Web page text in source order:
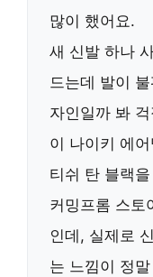
많이 했어요.
새 신발 하나
드는데 발이
자인일까 봐
이 나이키 에
티쉬 탄 블랙
커밍프롬 스토
인데, 실제로
는 느낌이 정